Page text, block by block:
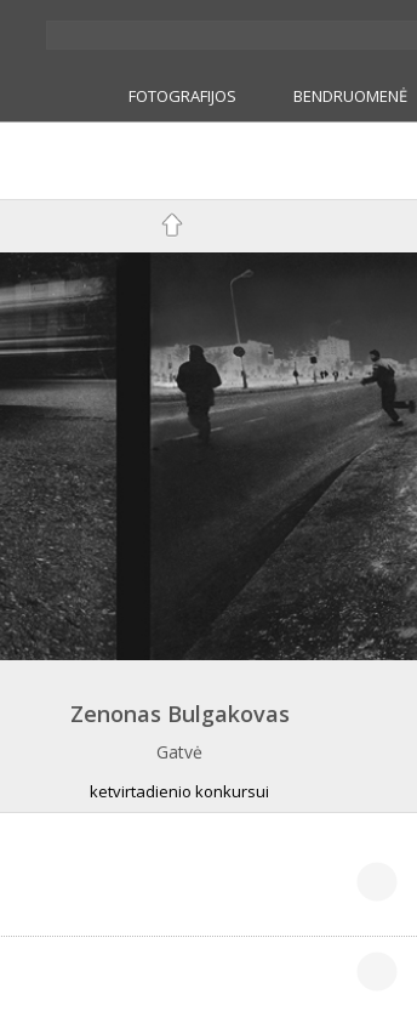
FOTOGRAFIJOS BENDRUOMENĖ
Zenonas Bulgakovas
Gatvė
ketvirtadienio konkursui